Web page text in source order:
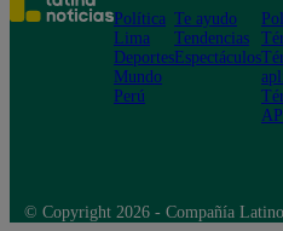
chiste
Política
Lima
Deportes
Mundo
Perú
Te ayudo
Tendencias
Espectáculos
© Copyright 2026 - Compañía